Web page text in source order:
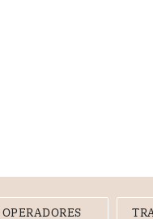
OPERADORES